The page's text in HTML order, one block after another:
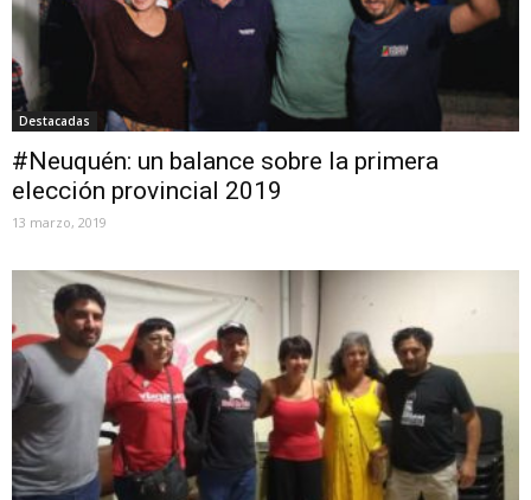
Destacadas
#Neuquén: un balance sobre la primera
elección provincial 2019
13 marzo, 2019